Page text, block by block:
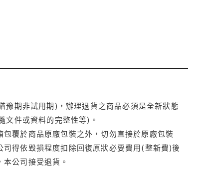
期非試用期)，辦理退貨之商品必須是全新狀態
件或資料的完整性等)。
覆於商品原廠包裝之外，切勿直接於原廠包裝
得依毀損程度扣除回復原狀必要費用(整新費)後
公司接受退貨。